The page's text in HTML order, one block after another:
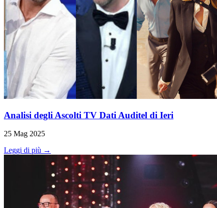
Analisi degli Ascolti TV Dati Auditel di Ieri
25 Mag 2025
Leggi di più →